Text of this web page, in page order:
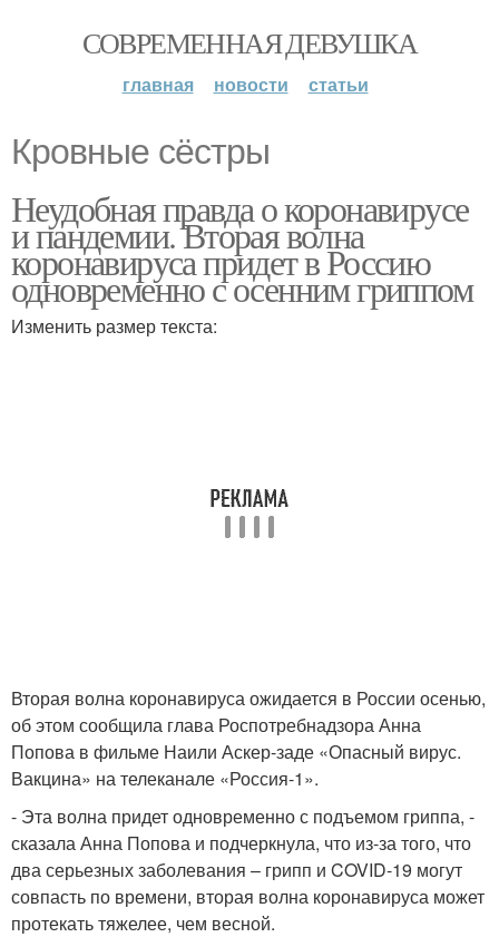
СОВРЕМЕННАЯ ДЕВУШКА
главная новости статьи
Кровные сёстры
Неудобная правда о коронавирусе
и пандемии. Вторая волна
коронавируса придет в Россию
одновременно с осенним гриппом
Изменить размер текста:
Вторая волна коронавируса ожидается в России осенью,
об этом сообщила глава Роспотребнадзора Анна
Попова в фильме Наили Аскер-заде «Опасный вирус.
Вакцина» на телеканале «Россия-1».
- Эта волна придет одновременно с подъемом гриппа, -
сказала Анна Попова и подчеркнула, что из-за того, что
два серьезных заболевания – грипп и COVID-19 могут
совпасть по времени, вторая волна коронавируса может
протекать тяжелее, чем весной.